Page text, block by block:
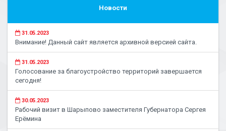
Новости
31.05.2023
Внимание! Данный сайт является архивной версией сайта.
31.05.2023
Голосование за благоустройство территорий завершается
сегодня!
30.05.2023
Рабочий визит в Шарыпово заместителя Губернатора Сергея
Ерёмина